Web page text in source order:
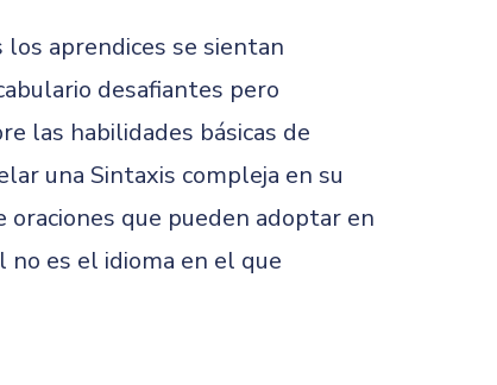
aprendices se sientan
desafiantes pero
las habilidades básicas de
una Sintaxis compleja en su
que pueden adoptar en
es el idioma en el que